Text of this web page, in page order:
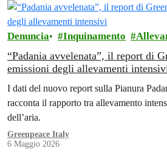
Denuncia Inquinamento
“Padania avvelenata”, il report di
emissioni degli allevamenti
I dati del nuovo report sulla Pianura
racconta il rapporto tra allevamento
dell’aria.
Greenpeace Italy
6 Maggio 2026